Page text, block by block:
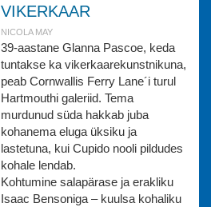
VIKERKAAR
NICOLA MAY
39-aastane Glanna Pascoe, keda
tuntakse ka vikerkaarekunstnikuna,
peab Cornwallis Ferry Lane´i turul
Hartmouthi galeriid. Tema
murdunud süda hakkab juba
kohanema eluga üksiku ja
lastetuna, kui Cupido nooli pildudes
kohale lendab.
Kohtumine salapärase ja erakliku
Isaac Bensoniga – kuulsa kohaliku